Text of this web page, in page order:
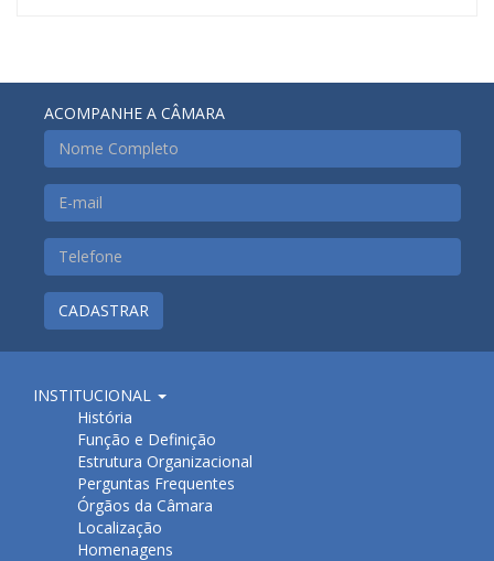
ACOMPANHE A CÂMARA
CADASTRAR
INSTITUCIONAL
História
Função e Definição
Estrutura Organizacional
Perguntas Frequentes
Órgãos da Câmara
Localização
Homenagens